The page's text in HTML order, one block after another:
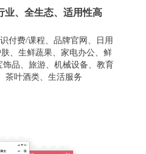
业、全生态、适用性高
付费/课程、品牌官网、日用
、生鲜蔬果、家电办公、鲜
品、旅游、机械设备、教育
茶叶酒类、生活服务